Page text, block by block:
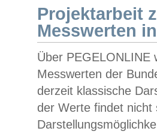
Projektarbeit
Messwerten
Über PEGELONLINE
Messwerten der
derzeit klassische
der Werte findet